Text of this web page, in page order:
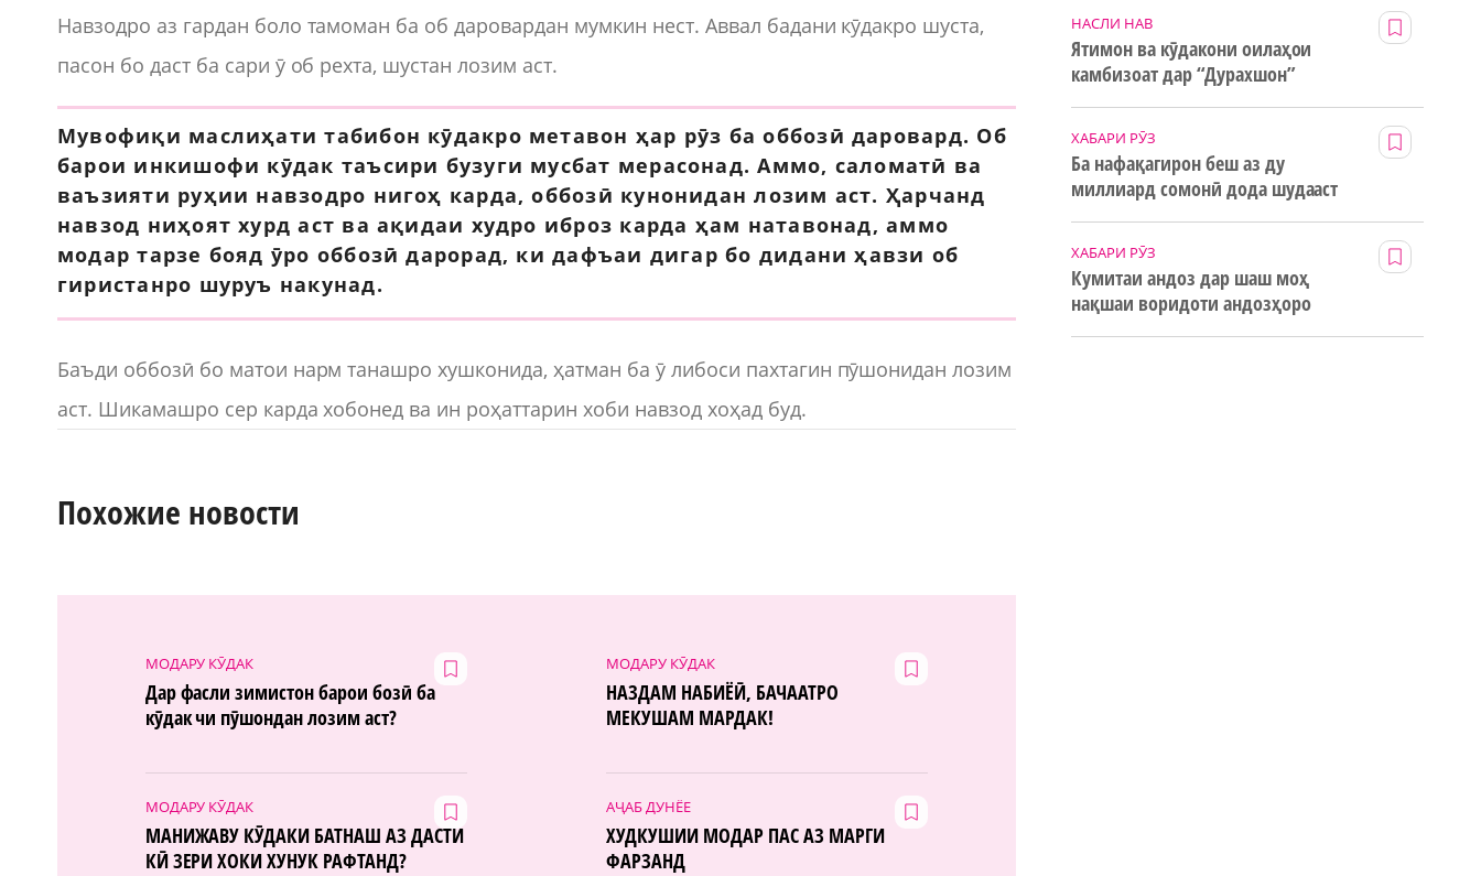
Навзодро аз гардан боло тамоман ба об даровардан мумкин нест. Аввал бадани кӯдакро шуста,
пасон бо даст ба сари ӯ об рехта, шустан лозим аст.
Мувофиқи маслиҳати табибон кӯдакро метавон ҳар рӯз ба оббозӣ даровард. Об
барои инкишофи кӯдак таъсири бузуги мусбат мерасонад. Аммо, саломатӣ ва
ваъзияти руҳии навзодро нигоҳ карда, оббозӣ кунонидан лозим аст. Ҳарчанд
навзод ниҳоят хурд аст ва ақидаи худро иброз карда ҳам натавонад, аммо
модар тарзе бояд ӯро оббозӣ дарорад, ки дафъаи дигар бо дидани ҳавзи об
гиристанро шуруъ накунад.
Баъди оббозӣ бо матои нарм танашро хушконида, ҳатман ба ӯ либоси пахтагин пӯшонидан лозим
аст. Шикамашро сер карда хобонед ва ин роҳаттарин хоби навзод хоҳад буд.
Похожие новости
МОДАРУ КӮДАК
Дар фасли зимистон барои бозӣ ба
кӯдак чи пӯшондан лозим аст?
МОДАРУ КӮДАК
НАЗДАМ НАБИЁӢ, БАЧААТРО
МЕКУШАМ МАРДАК!
МОДАРУ КӮДАК
МАНИЖАВУ КӮДАКИ БАТНАШ АЗ ДАСТИ
КӢ ЗЕРИ ХОКИ ХУНУК РАФТАНД?
АҶАБ ДУНЁЕ
ХУДКУШИИ МОДАР ПАС АЗ МАРГИ
ФАРЗАНД
НАСЛИ НАВ
Ятимон ва кӯдакони оилаҳои
камбизоат дар “Дурахшон”
ХАБАРИ РӮЗ
Ба нафақагирон беш аз ду
миллиард сомонӣ дода шудааст
ХАБАРИ РӮЗ
Кумитаи андоз дар шаш моҳ
нақшаи воридоти андозҳоро